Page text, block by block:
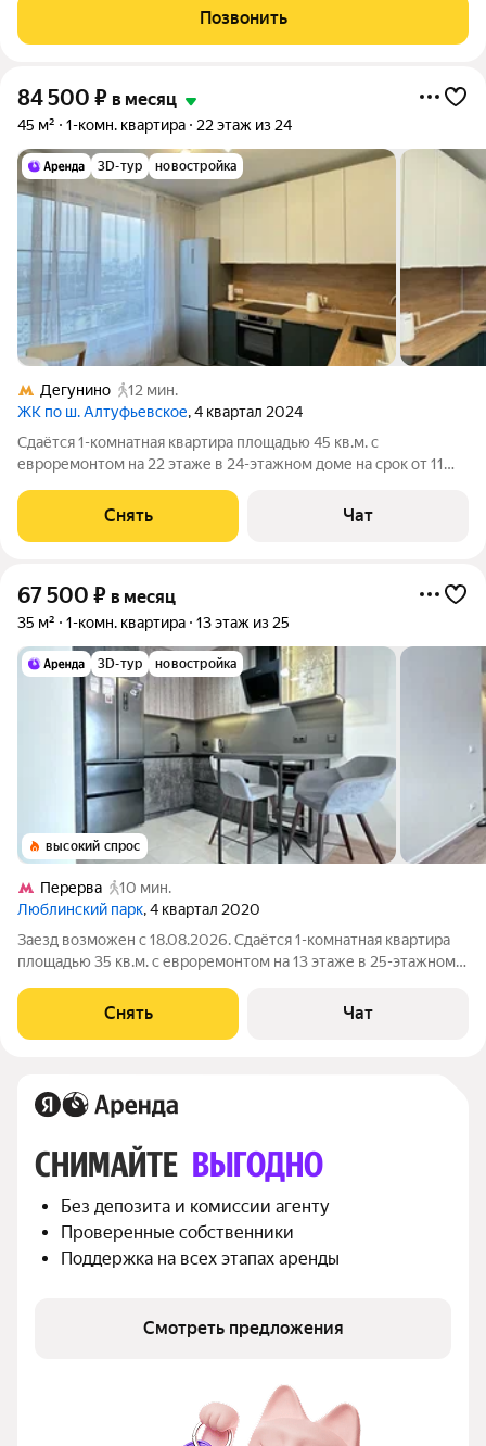
оплачиваются отдельно. По условиям проживания: можно с
детьми, можно с питомцами. Срок
Позвонить
84 500 ₽ в месяц
45 м² 1-комн. квартира 22 этаж из 24
3D-тур новостройка
Дегунино
12 мин.
ЖК по ш. Алтуфьевское, 4 квартал 2024
Сдаётся 1-комнатная квартира площадью 45 кв.м. с
евроремонтом на 22 этаже в 24-этажном доме на срок от 11
Стиральная машина Холодильник Посудомоечная машина
Микроволновка Пылесос Дом -
Снять Чат
67 500 ₽ в месяц
35 м² 1-комн. квартира 13 этаж из 25
3D-тур новостройка
высокий спрос
Перерва
10 мин.
Люблинский парк, 4 квартал 2020
Заезд возможен с 18.08.2026. Сдаётся 1-комнатная квартира
площадью 35 кв.м. с евроремонтом на 13 этаже в 25-этажном
Стиральная машина Холодильник Посудомоечная машина
Снять Чат
СНИМАЙТЕ ВЫГОДНО
Без депозита и комиссии агенту
Проверенные собственники
Поддержка на всех этапах аренды
Смотреть предложения